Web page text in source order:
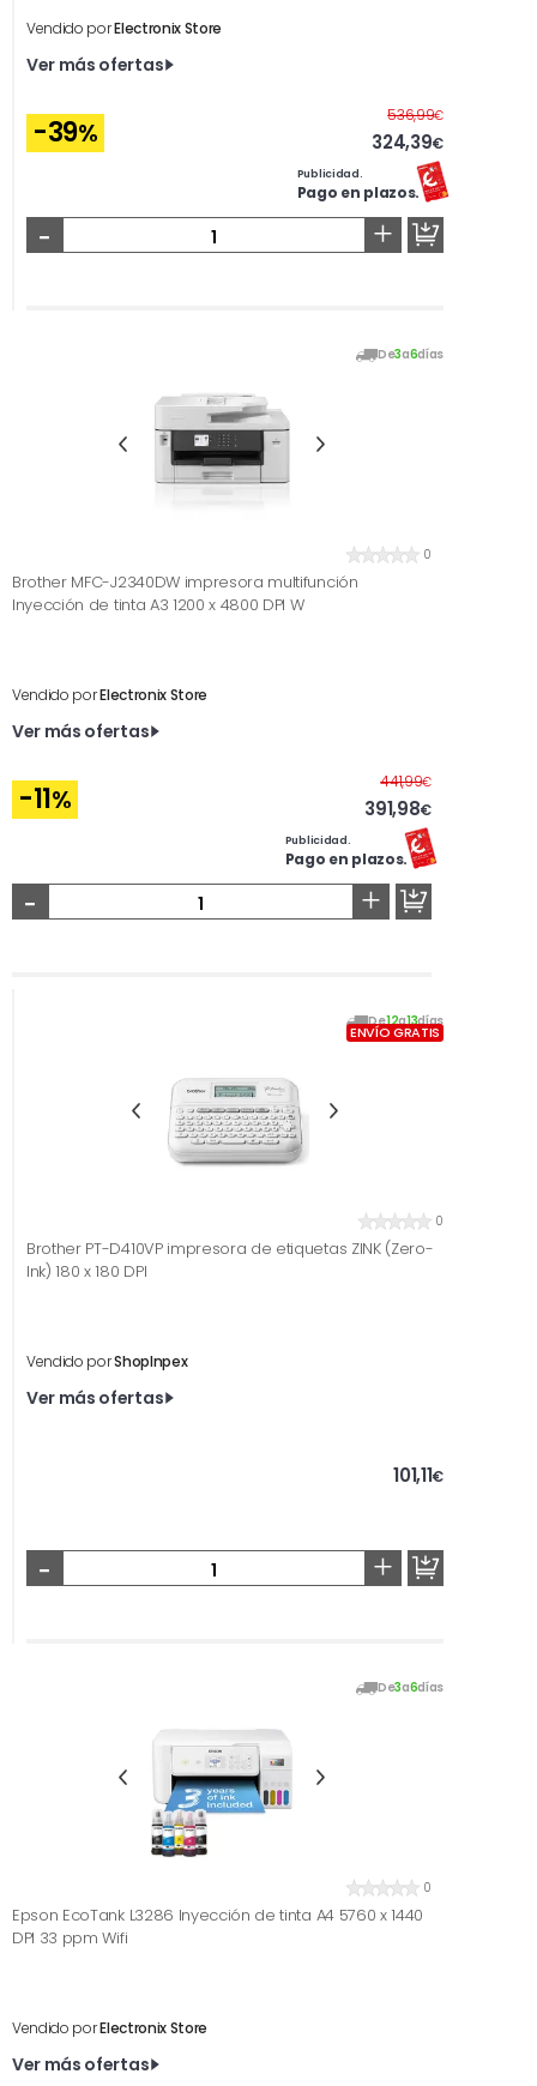
Vendido porElectronix Store
Ver más ofertas
-39%
536,99€Antes
324,39€
Publicidad.
Pago en plazos.
- +
De3a6días
0
Brother MFC-J2340DW impresora multifunción
Inyección de tinta A3 1200 x 4800 DPI W
Vendido porElectronix Store
Ver más ofertas
-11%
441,99€Antes
391,98€
Publicidad.
Pago en plazos.
- +
De12a13días
ENVÍO GRATIS
0
Brother PT-D410VP impresora de etiquetas ZINK (Zero-
Ink) 180 x 180 DPI
Vendido porShopInpex
Ver más ofertas
101,11€
- +
De3a6días
0
Epson EcoTank L3286 Inyección de tinta A4 5760 x 1440
DPI 33 ppm Wifi
Vendido porElectronix Store
Ver más ofertas